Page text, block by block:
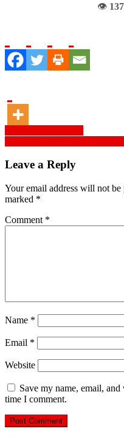
👁️ 137
Post
navigation
Leave a Reply
Your email address will not be
marked *
Comment *
Name *
Email *
Website
Save my name, email,
time I comment.